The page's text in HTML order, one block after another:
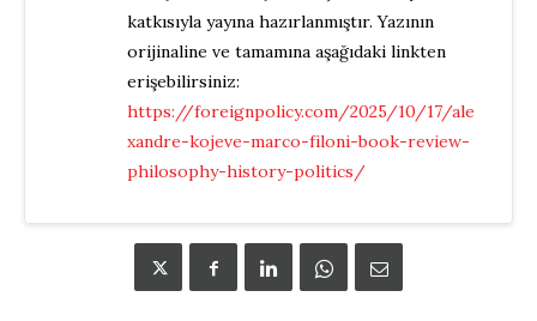
katkısıyla yayına hazırlanmıştır. Yazının
orijinaline ve tamamına aşağıdaki linkten
erişebilirsiniz:
https://foreignpolicy.com/2025/10/17/ale
xandre-kojeve-marco-filoni-book-review-
philosophy-history-politics/